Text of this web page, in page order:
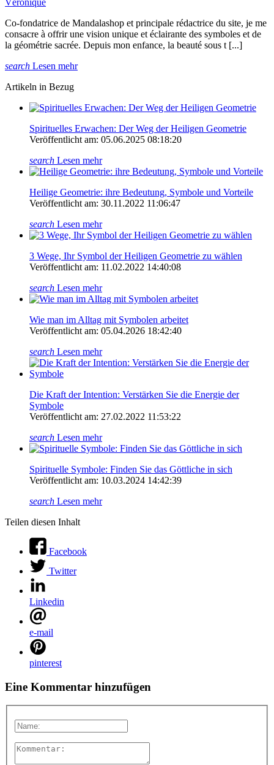
Véronique
Co-fondatrice de Mandalashop et principale rédactrice du site, je me
consacre à offrir une vision unique et éclairante des symboles et de
la géométrie sacrée. Depuis mon enfance, la beauté sous t [...]
search Lesen mehr
Artikeln in Bezug
Spirituelles Erwachen: Der Weg der Heiligen Geometrie
Veröffentlicht am: 05.06.2025 08:18:20
search Lesen mehr
Heilige Geometrie: ihre Bedeutung, Symbole und Vorteile
Veröffentlicht am: 30.11.2022 11:06:47
search Lesen mehr
3 Wege, Ihr Symbol der Heiligen Geometrie zu wählen
Veröffentlicht am: 11.02.2022 14:40:08
search Lesen mehr
Wie man im Alltag mit Symbolen arbeitet
Veröffentlicht am: 05.04.2026 18:42:40
search Lesen mehr
Die Kraft der Intention: Verstärken Sie die Energie der
Symbole
Veröffentlicht am: 27.02.2022 11:53:22
search Lesen mehr
Spirituelle Symbole: Finden Sie das Göttliche in sich
Veröffentlicht am: 10.03.2024 14:42:39
search Lesen mehr
Teilen diesen Inhalt
Facebook
Twitter
Linkedin
e-mail
pinterest
Eine Kommentar hinzufügen